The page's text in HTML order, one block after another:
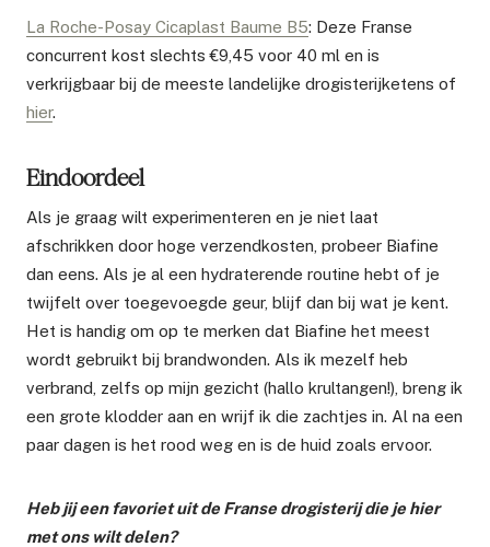
La Roche-Posay Cicaplast Baume B5: Deze Franse
concurrent kost slechts €9,45 voor 40 ml en is
verkrijgbaar bij de meeste landelijke drogisterijketens of
hier.
Eindoordeel
Als je graag wilt experimenteren en je niet laat
afschrikken door hoge verzendkosten, probeer Biafine
dan eens. Als je al een hydraterende routine hebt of je
twijfelt over toegevoegde geur, blijf dan bij wat je kent.
Het is handig om op te merken dat Biafine het meest
wordt gebruikt bij brandwonden. Als ik mezelf heb
verbrand, zelfs op mijn gezicht (hallo krultangen!), breng ik
een grote klodder aan en wrijf ik die zachtjes in. Al na een
paar dagen is het rood weg en is de huid zoals ervoor.
Heb jij een favoriet uit de Franse drogisterij die je hier
met ons wilt delen?